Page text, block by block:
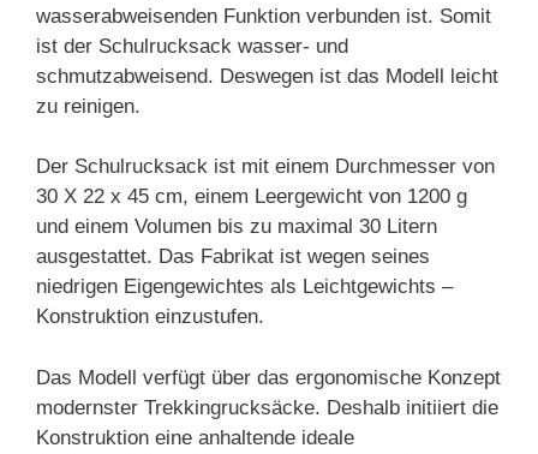
wasserabweisenden Funktion verbunden ist. Somit
ist der Schulrucksack wasser- und
schmutzabweisend. Deswegen ist das Modell leicht
zu reinigen.
Der Schulrucksack ist mit einem Durchmesser von
30 X 22 x 45 cm, einem Leergewicht von 1200 g
und einem Volumen bis zu maximal 30 Litern
ausgestattet. Das Fabrikat ist wegen seines
niedrigen Eigengewichtes als Leichtgewichts –
Konstruktion einzustufen.
Das Modell verfügt über das ergonomische Konzept
modernster Trekkingrucksäcke. Deshalb initiiert die
Konstruktion eine anhaltende ideale